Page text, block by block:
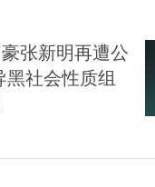
张新明再遭公
社会性质组